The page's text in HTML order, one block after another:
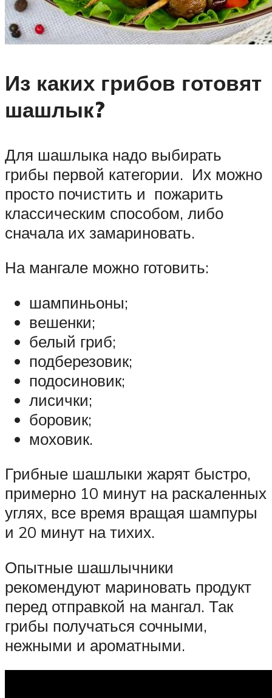
Из каких грибов готовят
шашлык?
Для шашлыка надо выбирать
грибы первой категории. Их можно
просто почистить и пожарить
классическим способом, либо
сначала их замариновать.
На мангале можно готовить:
шампиньоны;
вешенки;
белый гриб;
подберезовик;
подосиновик;
лисички;
боровик;
моховик.
Грибные шашлыки жарят быстро,
примерно 10 минут на раскаленных
углях, все время вращая шампуры
и 20 минут на тихих.
Опытные шашлычники
рекомендуют мариновать продукт
перед отправкой на мангал. Так
грибы получаться сочными,
нежными и ароматными.